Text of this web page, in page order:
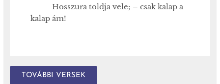
Hosszura toldja vele; – csak kalap a
kalap ám!
TOVÁBBI VERSEK